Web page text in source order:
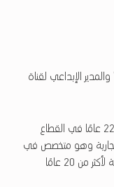
الإبداعي لقناة
: سيضيف رمزان قيمة كبيرة من خبرته البالغة 22 عامًا في القطاع
وهو متخصص في
الإعلام والإعلان التجاري وقد عمل لشبكة إعلامية لأكثر من 20 عامًا